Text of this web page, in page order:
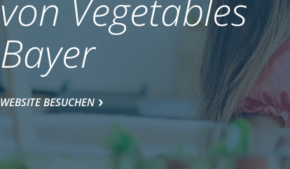
von Vegetables
Bayer
WEBSITE BESUCHEN